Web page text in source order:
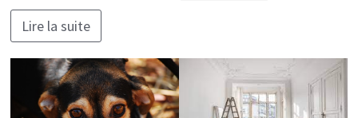
Lire la suite